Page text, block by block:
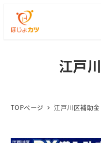
江戸
TOPページ 江戸川区補助金